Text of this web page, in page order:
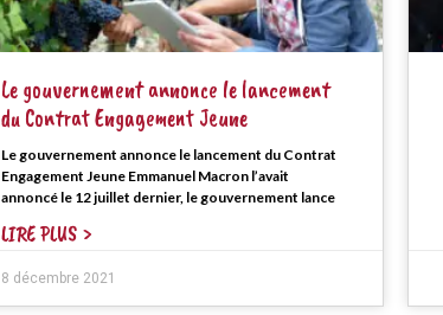
Le gouvernement annonce le lancement
du Contrat Engagement Jeune
Le gouvernement annonce le lancement du Contrat
Engagement Jeune Emmanuel Macron l’avait
annoncé le 12 juillet dernier, le gouvernement lance
LIRE PLUS >
8 décembre 2021